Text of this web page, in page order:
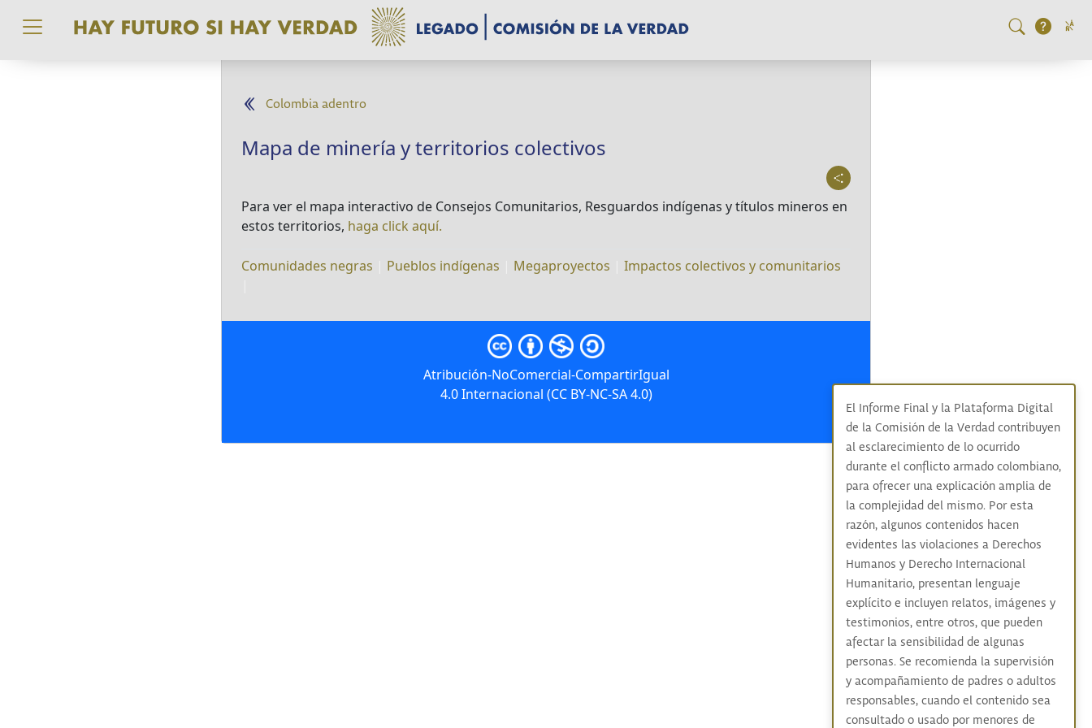
Pasar al contenido principal
Colombia adentro
Mapa de minería y territorios colectivos
Para ver el mapa interactivo de Consejos Comunitarios, Resguardos indígenas y títulos mineros en
estos territorios, haga click aquí.
Comunidades negras Pueblos indígenas Megaproyectos
Impactos colectivos y comunitarios
Atribución-NoComercial-CompartirIgual
4.0 Internacional (CC BY-NC-SA 4.0)
El Informe Final y la Plataforma Digital
de la Comisión de la Verdad contribuyen
al esclarecimiento de lo ocurrido
durante el conflicto armado colombiano,
para ofrecer una explicación amplia de
la complejidad del mismo. Por esta
razón, algunos contenidos hacen
evidentes las violaciones a Derechos
Humanos y Derecho Internacional
Humanitario, presentan lenguaje
explícito e incluyen relatos, imágenes y
testimonios, entre otros, que pueden
afectar la sensibilidad de algunas
personas. Se recomienda la supervisión
y acompañamiento de padres o adultos
responsables, cuando el contenido sea
consultado o usado por menores de